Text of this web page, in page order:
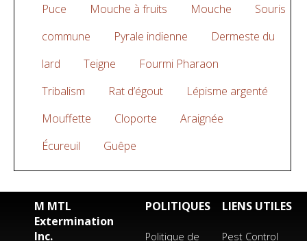
Puce
Mouche à fruits Mouche
Souris
commune
Pyrale indienne
Dermeste du
lard
Teigne
Fourmi Pharaon
Tribalism
Rat d’égout
Lépisme argenté
Mouffette
Cloporte
Araignée
Écureuil
Guêpe
M MTL
Extermination
Inc.
POLITIQUES
Politique de
LIENS UTILES
Pest Control